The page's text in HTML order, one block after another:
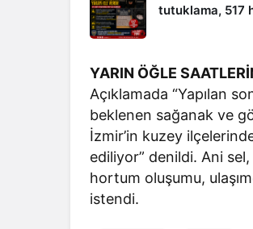
tutuklama, 517
YARIN ÖĞLE
Açıklamada “Yapılan
beklenen sağanak ve
İzmir’in kuzey
ediliyor” denildi. Ani sel,
hortum oluşumu,
istendi.